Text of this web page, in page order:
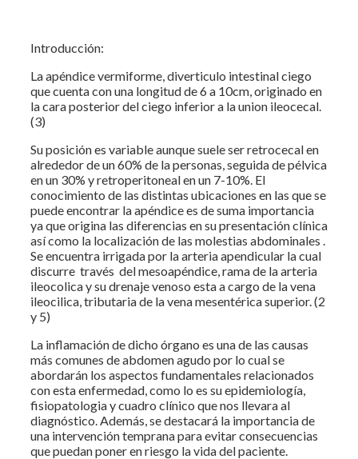
Introducción:
La apéndice vermiforme, diverticulo intestinal ciego
que cuenta con una longitud de 6 a 10cm, originado en
la cara posterior del ciego inferior a la union ileocecal.
(3)
Su posición es variable aunque suele ser retrocecal en
alrededor de un 60% de la personas, seguida de pélvica
en un 30% y retroperitoneal en un 7-10%. El
conocimiento de las distintas ubicaciones en las que se
puede encontrar la apéndice es de suma importancia
ya que origina las diferencias en su presentación clínica
así como la localización de las molestias abdominales .
Se encuentra irrigada por la arteria apendicular la cual
discurre través del mesoapéndice, rama de la arteria
ileocolica y su drenaje venoso esta a cargo de la vena
ileocilica, tributaria de la vena mesentérica superior. (2
y 5)
La inflamación de dicho órgano es una de las causas
más comunes de abdomen agudo por lo cual se
abordarán los aspectos fundamentales relacionados
con esta enfermedad, como lo es su epidemiología,
fisiopatologia y cuadro clínico que nos llevara al
diagnóstico. Además, se destacará la importancia de
una intervención temprana para evitar consecuencias
que puedan poner en riesgo la vida del paciente.